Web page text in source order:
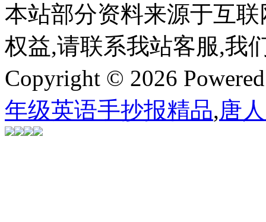
本站部分资料来源于互
权益,请联系我站客服,我
Copyright © 2026
年级英语手抄报精品,唐